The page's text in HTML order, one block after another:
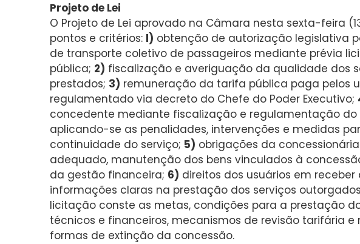
Projeto de Lei
O Projeto de Lei aprovado na Câmara nesta sexta-feira
pontos e critérios: l) obtenção de autorização legislativa
de transporte coletivo de passageiros mediante prévia
pública; 2) fiscalização e averiguação da qualidade dos
prestados; 3) remuneração da tarifa pública paga pelos
regulamentado via decreto do Chefe do Poder Executivo;
concedente mediante fiscalização e regulamentação do
aplicando-se as penalidades, intervenções e medidas
continuidade do serviço; 5) obrigações da
adequado, manutenção dos bens vinculados à
da gestão financeira; 6) direitos dos usuários em
informações claras na prestação dos serviços
licitação conste as metas, condições para a prestação
técnicos e financeiros, mecanismos de revisão tarifária
formas de extinção da concessão.